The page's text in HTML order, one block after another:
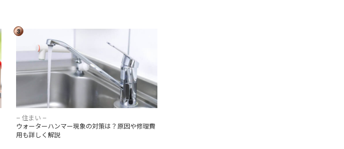
3
ウォーターハンマー現象の対策は？原因や修
理費用も詳しく解説
– 住まい –
ウォーターハンマー現象の対策は？原因や修理費
用も詳しく解説